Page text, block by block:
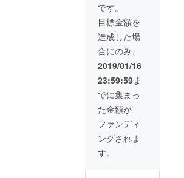
オリジ
ナル図
書館建
築模型
（サイ
ズ等相
談）
細につ
いて
は、決
定次第
直ぐに
ご連絡
させて
いただ
きま
す。ま
た、交
通費は
自己負
す。) ・
です。
目標金額を
達成した場
合にのみ、
2019/01/16
23:59:59ま
でに集まっ
た金額が
ファンディ
ングされま
す。